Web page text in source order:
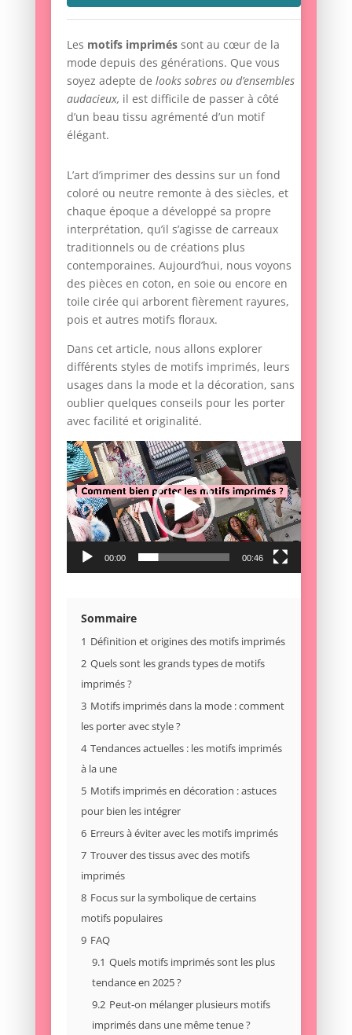
Les motifs impriméssont au cœur de la
mode depuis des générations. Que vous
soyez adepte de looks sobres ou d’ensembles
audacieux, il est difficile de passer à côté
d’un beau tissu agrémenté d’un motif
élégant.
L’art d’imprimer des dessins sur un fond
coloré ou neutre remonte à des siècles, et
chaque époque a développé sa propre
interprétation, qu’il s’agisse de carreaux
traditionnels ou de créations plus
contemporaines. Aujourd’hui, nous voyons
des pièces en coton, en soie ou encore en
toile cirée qui arborent fièrement rayures,
pois et autres motifs floraux.
Dans cet article, nous allons explorer
différents styles de motifs imprimés, leurs
usages dans la mode et la décoration, sans
oublier quelques conseils pour les porter
avec facilité et originalité.
Lecteur
vidéo
00:00 00:46
Sommaire
1 Définition et origines des motifs imprimés
2 Quels sont les grands types de motifs
imprimés ?
3 Motifs imprimés dans la mode : comment
les porter avec style ?
4 Tendances actuelles : les motifs imprimés
à la une
5 Motifs imprimés en décoration : astuces
pour bien les intégrer
6 Erreurs à éviter avec les motifs imprimés
7 Trouver des tissus avec des motifs
imprimés
8 Focus sur la symbolique de certains
motifs populaires
9 FAQ
9.1 Quels motifs imprimés sont les plus
tendance en 2025 ?
9.2 Peut-on mélanger plusieurs motifs
imprimés dans une même tenue ?